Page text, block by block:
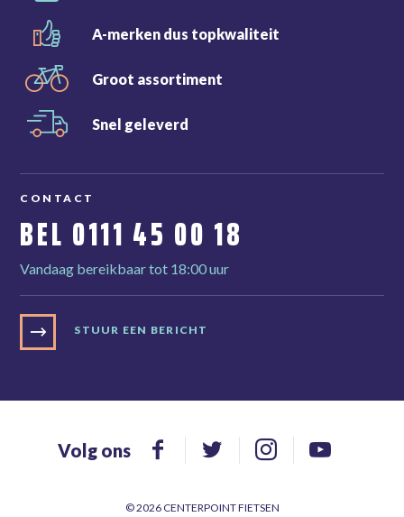
A-merken dus topkwaliteit
Groot assortiment
Snel geleverd
CONTACT
BEL 0111 45 00 18
Vandaag bereikbaar tot 18:00 uur
STUUR EEN BERICHT
© 2026 CENTERPOINT FIETSEN
Volg ons